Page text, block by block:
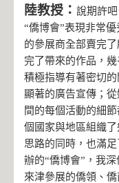
陸教授： 說期許
“僑博會”表現非常
的參展商全部賣完
完了帶來的作品，
積極指導有著密切
顯著的廣告宣傳；
間的每個活動的細
個國家與地區組織
思路的同時，也滿
辦的“僑博會”，我
來津參展的僑領、